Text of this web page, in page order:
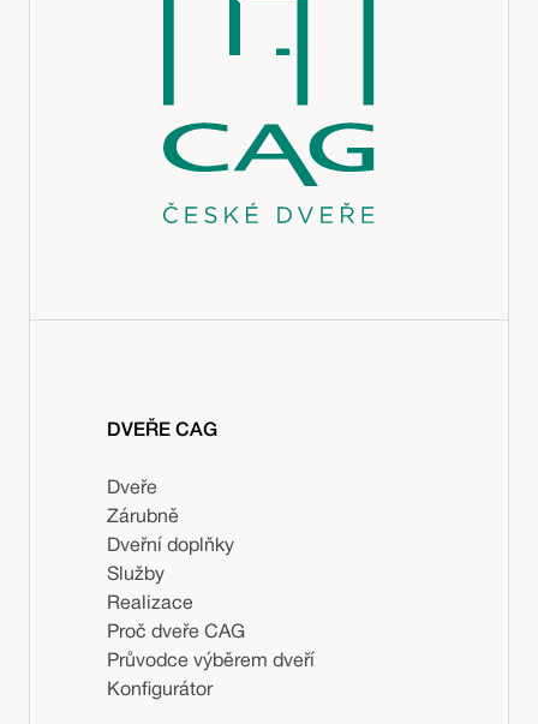
DVEŘE CAG
Dveře
Zárubně
Dveřní doplňky
Služby
Realizace
Proč dveře CAG
Průvodce výběrem dveří
Konfigurátor